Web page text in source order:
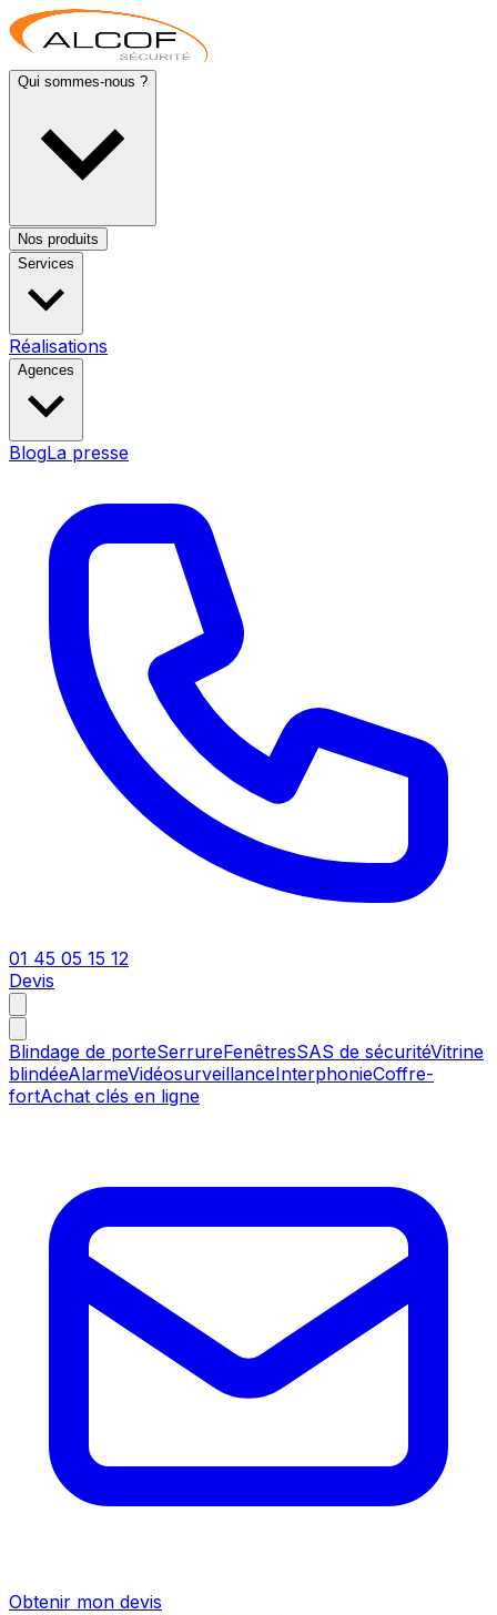
Qui sommes-nous ?
Nos produits
Services
Réalisations
Agences
BlogLa presse
01 45 05 15 12
Devis
Blindage de porteSerrureFenêtresSAS de sécuritéVitrine
blindéeAlarmeVidéosurveillanceInterphonieCoffre-
fortAchat clés en ligne
Obtenir mon devis